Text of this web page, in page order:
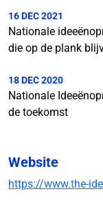
16 DEC 2021
Nationale
die op de plank
18 DEC 2020
Nationale
de toekomst
Website
https://www.the-